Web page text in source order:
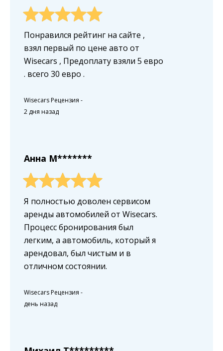
Понравился рейтинг на сайте ,
взял первый по цене авто от
Wisecars , Предоплату взяли 5 евро
. всего 30 евро .
Wisecars Рецензия -
2 дня назад
Анна M*******
Я полностью доволен сервисом
аренды автомобилей от Wisecars.
Процесс бронирования был
легким, а автомобиль, который я
арендовал, был чистым и в
отличном состоянии.
Wisecars Рецензия -
день назад